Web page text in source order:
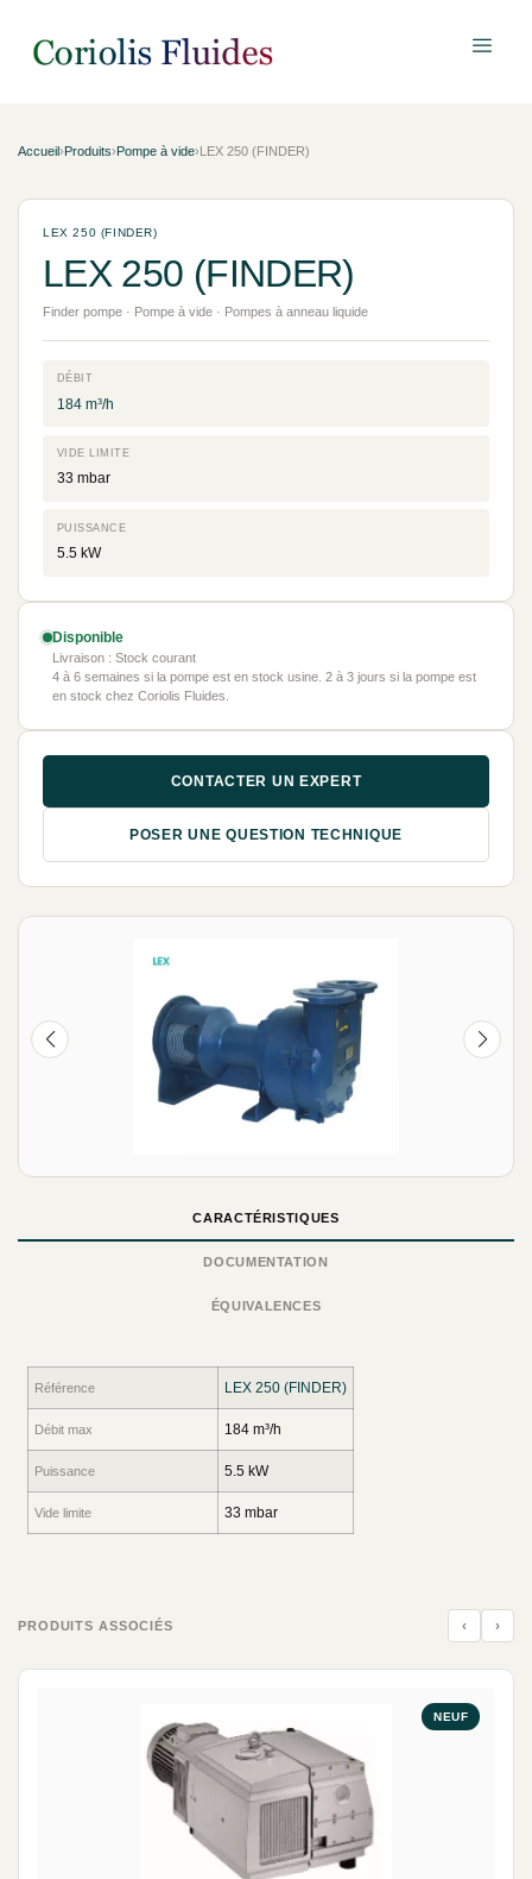
Accueil›Produits›Pompe à vide›LEX 250 (FINDER)
CARACTÉRISTIQUES
DOCUMENTATION
ÉQUIVALENCES
Référence LEX 250 (FINDER)
Débit max 184 m³/h
Puissance 5.5 kW
Vide limite 33 mbar
PRODUITS ASSOCIÉS ‹ ›
NEUF
LEX 250 (FINDER)
LEX 250 (FINDER)
Finder pompe · Pompe à vide · Pompes à anneau liquide
DÉBIT
184 m³/h
VIDE LIMITE
33 mbar
PUISSANCE
5.5 kW
Disponible
Livraison : Stock courant
4 à 6 semaines si la pompe est en stock usine. 2 à 3 jours si la pompe est
en stock chez Coriolis Fluides.
CONTACTER UN EXPERT
POSER UNE QUESTION TECHNIQUE